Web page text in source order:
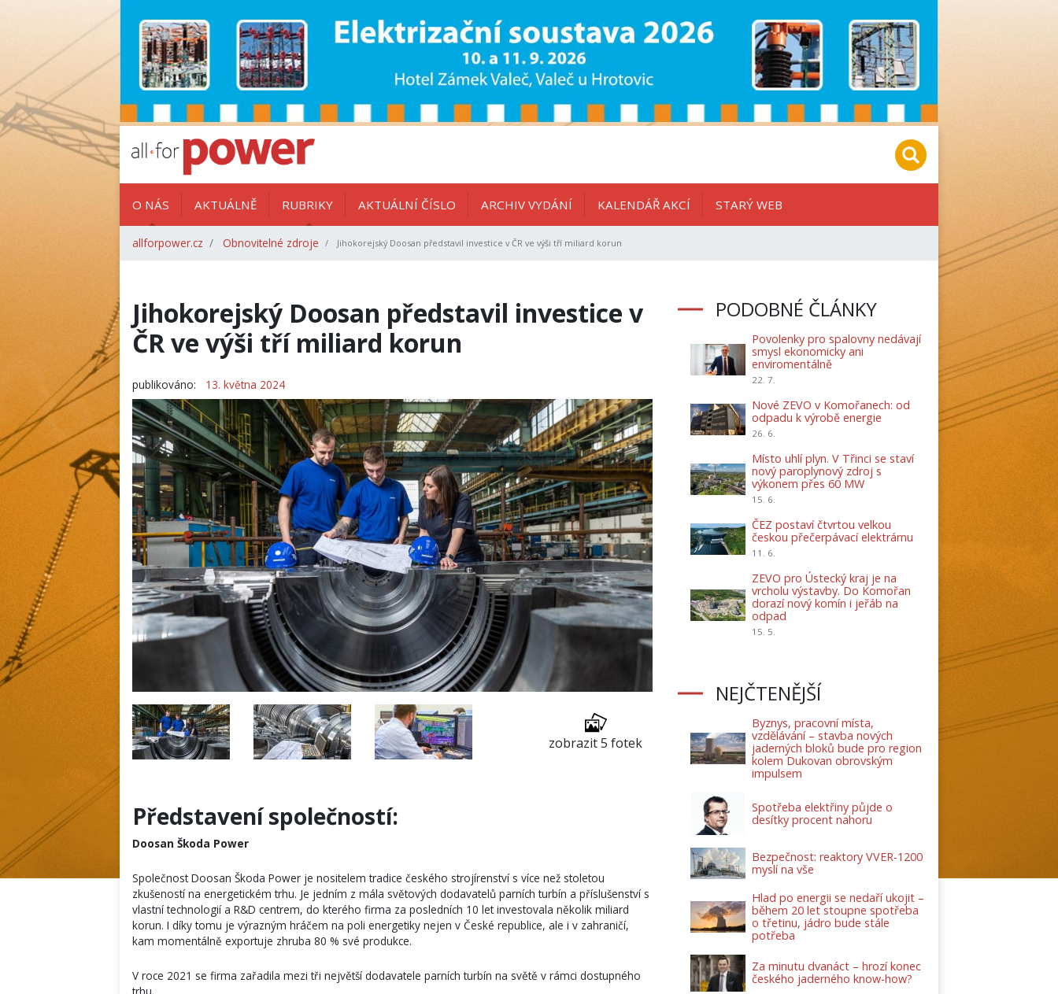
O NÁS AKTUÁLNĚ RUBRIKY AKTUÁLNÍ ČÍSLO ARCHIV VYDÁNÍ KALENDÁŘ AKCÍ STARÝ WEB
allforpower.cz Obnovitelné zdroje Jihokorejský Doosan představil investice v ČR ve výši tří miliard korun
Jihokorejský Doosan představil investice v
ČR ve výši tří miliard korun
publikováno: 13. května 2024
zobrazit 5 fotek
Představení společností:
Doosan Škoda Power
Společnost Doosan Škoda Power je nositelem tradice českého strojírenství s více než stoletou
zkušeností na energetickém trhu. Je jedním z mála světových dodavatelů parních turbín a příslušenství s
vlastní technologií a R&D centrem, do kterého firma za posledních 10 let investovala několik miliard
korun. I díky tomu je výrazným hráčem na poli energetiky nejen v České republice, ale i v zahraničí,
kam momentálně exportuje zhruba 80 % své produkce.
V roce 2021 se firma zařadila mezi tři největší dodavatele parních turbín na světě v rámci dostupného
PODOBNÉ ČLÁNKY
Povolenky pro spalovny nedávají
smysl ekonomicky ani
enviromentálně
22. 7.
Nové ZEVO v Komořanech: od
odpadu k výrobě energie
26. 6.
Místo uhlí plyn. V Třinci se staví
nový paroplynový zdroj s
výkonem přes 60 MW
15. 6.
ČEZ postaví čtvrtou velkou
českou přečerpávací elektrárnu
11. 6.
ZEVO pro Ústecký kraj je na
vrcholu výstavby. Do Komořan
dorazí nový komín i jeřáb na
odpad
15. 5.
NEJČTENĚJŠÍ
Byznys, pracovní místa,
vzdělávání – stavba nových
jaderných bloků bude pro region
kolem Dukovan obrovským
impulsem
Spotřeba elektřiny půjde o
desítky procent nahoru
Bezpečnost: reaktory VVER-1200
myslí na vše
Hlad po energii se nedaří ukojit –
během 20 let stoupne spotřeba
o třetinu, jádro bude stále
potřeba
Za minutu dvanáct – hrozí konec
českého jaderného know-how?